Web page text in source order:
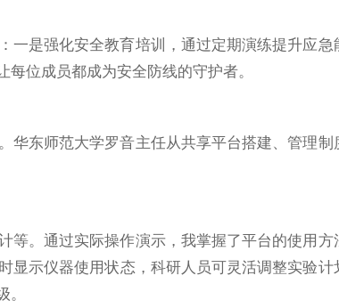
一是强化安全教育培训，通过定期演练提升应急
位成员都成为安全防线的守护者。
华东师范大学罗音主任从共享平台搭建、管理制
等。通过实际操作演示，我掌握了平台的使用方
显示仪器使用状态，科研人员可灵活调整实验计